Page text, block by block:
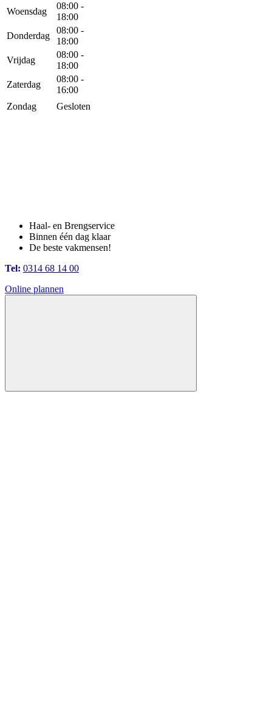
Woensdag
08:00 -
18:00
Donderdag
08:00 -
18:00
Vrijdag
08:00 -
18:00
Zaterdag
08:00 -
16:00
Zondag
Gesloten
Haal- en Brengservice
Binnen één dag klaar
De beste vakmensen!
Tel: 0314 68 14 00
Online plannen